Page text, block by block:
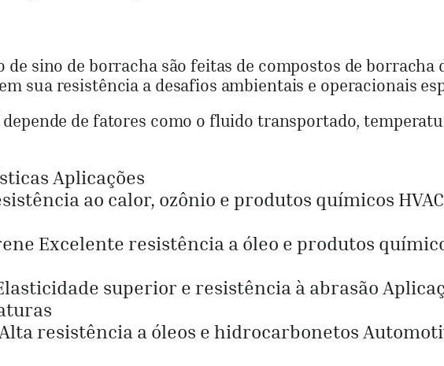
de sino de borracha são feitas de compostos de borracha
sua resistência a desafios ambientais e operacionais
de fatores como o fluido transportado,
Aplicações
ao calor, ozônio e produtos químicos
Excelente resistência a óleo e produtos
superior e resistência à abrasão
resistência a óleos e hidrocarbonetos